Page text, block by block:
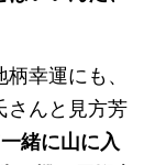
幸運にも、
さんと見方芳
緒に山に入